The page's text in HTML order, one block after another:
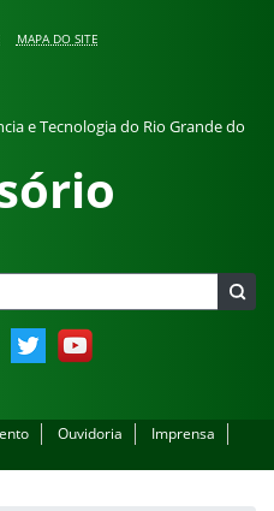
MAPA DO SITE
e Tecnologia do Rio Grande do
Twitter YouTube
Ouvidoria
Imprensa